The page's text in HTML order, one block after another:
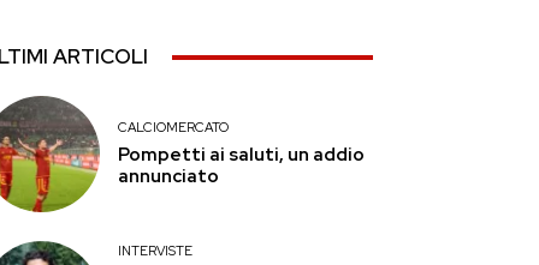
ARTICOLI
CALCIOMERCATO
Pompetti ai saluti, un addio
annunciato
INTERVISTE